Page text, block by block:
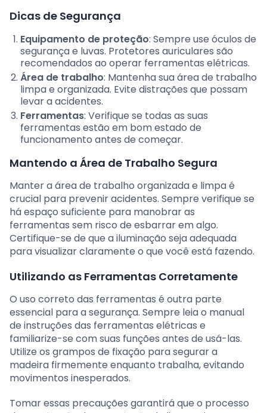
Dicas de Segurança
Equipamento de proteção: Sempre use óculos de
segurança e luvas. Protetores auriculares são
recomendados ao operar ferramentas elétricas.
Área de trabalho: Mantenha sua área de trabalho
limpa e organizada. Evite distrações que possam
levar a acidentes.
Ferramentas: Verifique se todas as suas
ferramentas estão em bom estado de
funcionamento antes de começar.
Mantendo a Área de Trabalho Segura
Manter a área de trabalho organizada e limpa é
crucial para prevenir acidentes. Sempre verifique se
há espaço suficiente para manobrar as
ferramentas sem risco de esbarrar em algo.
Certifique-se de que a iluminação seja adequada
para visualizar claramente o que você está fazendo.
Utilizando as Ferramentas Corretamente
O uso correto das ferramentas é outra parte
essencial para a segurança. Sempre leia o manual
de instruções das ferramentas elétricas e
familiarize-se com suas funções antes de usá-las.
Utilize os grampos de fixação para segurar a
madeira firmemente enquanto trabalha, evitando
movimentos inesperados.
Tomar essas precauções garantirá que o processo